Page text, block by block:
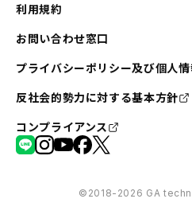
利用規約
お問い合わせ窓口
プライバシーポリシー及び個人
反社会的勢力に対する基本方針
コンプライアンス
©︎2018-2026 GA